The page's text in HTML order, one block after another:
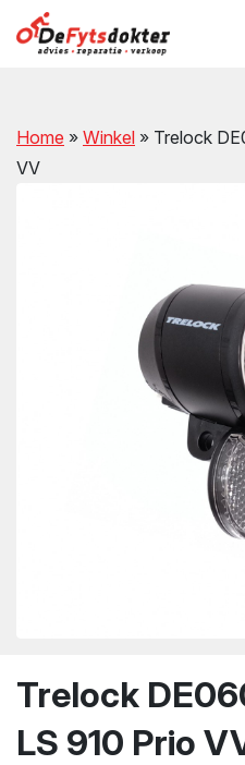
Home » Winkel » Trelock
VV
Trelock
LS 910 Prio